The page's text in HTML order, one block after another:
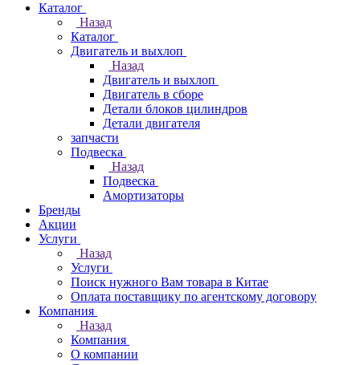
Каталог
Назад
Каталог
Двигатель и выхлоп
Назад
Двигатель и выхлоп
Двигатель в сборе
Детали блоков цилиндров
Детали двигателя
запчасти
Подвеска
Назад
Подвеска
Амортизаторы
Бренды
Акции
Услуги
Назад
Услуги
Поиск нужного Вам товара в Китае
Оплата поставщику по агентскому договору
Компания
Назад
Компания
О компании